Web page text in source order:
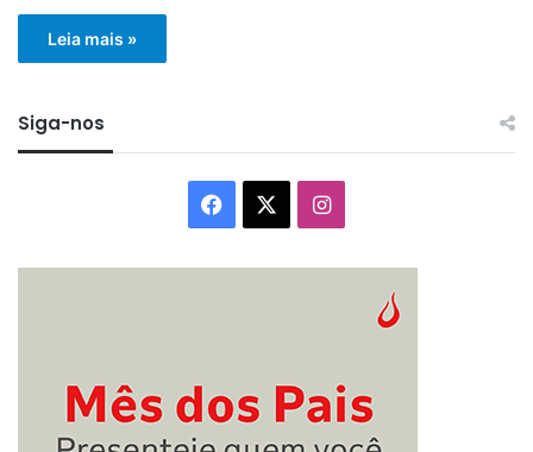
Leia mais »
Siga-nos
Facebook Instagram